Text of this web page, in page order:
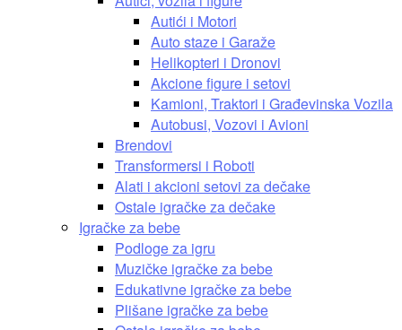
Autići i Motori
Auto staze i Garaže
Helikopteri i Dronovi
Akcione figure i setovi
Kamioni, Traktori i Građevinska Vozila
Autobusi, Vozovi i Avioni
Brendovi
Transformersi i Roboti
Alati i akcioni setovi za dečake
Ostale igračke za dečake
Igračke za bebe
Podloge za igru
Muzičke igračke za bebe
Edukativne igračke za bebe
Plišane igračke za bebe